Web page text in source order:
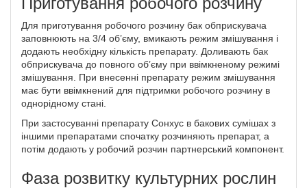
Для приготування робочого розчину бак обприскувача
заповнюють на 3/4 об’єму, вмикають режим змішування і
додають необхідну кількість препарату. Доливають бак
обприскувача до повного об’єму при ввімкненому режимі
змішування. При внесенні препарату режим змішування
має бути ввімкнений для підтримки робочого розчину в
однорідному стані.
При застосуванні препарату Сонхус в бакових сумішах з
іншими препаратами спочатку розчиняють препарат, а
потім додають у робочий розчин партнерський компонент.
Фаза розвитку культурних рослин